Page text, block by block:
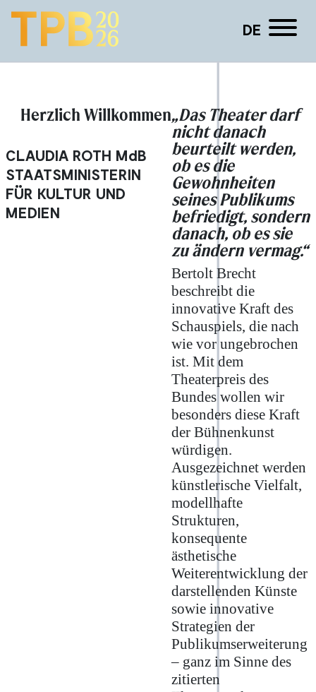
DE
Tessa Hart
Herzlich Willkommen
CLAUDIA ROTH MdB
STAATSMINISTERIN
FÜR KULTUR UND
MEDIEN
„Das Theater darf
nicht danach
beurteilt werden,
ob es die
Gewohnheiten
seines Publikums
befriedigt, sondern
danach, ob es sie
zu ändern vermag.“
Bertolt Brecht
beschreibt die
innovative Kraft des
Schauspiels, die nach
wie vor ungebrochen
ist. Mit dem
Theaterpreis des
Bundes wollen wir
besonders diese Kraft
der Bühnenkunst
würdigen.
Ausgezeichnet werden
künstlerische Vielfalt,
modellhafte
Strukturen,
konsequente
ästhetische
Weiterentwicklung der
darstellenden Künste
sowie innovative
Strategien der
Publikumserweiterung
– ganz im Sinne des
zitierten